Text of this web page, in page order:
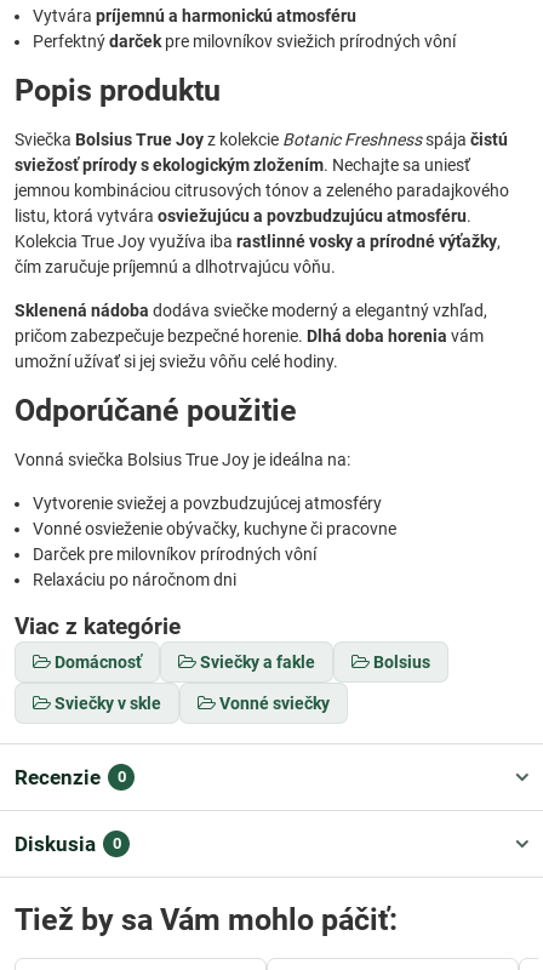
Vytvára príjemnú a harmonickú atmosféru
Perfektnýdarček pre milovníkov sviežich prírodných vôní
Popis produktu
Sviečka Bolsius True Joyz kolekcie Botanic Freshnessspája čistú
sviežosť prírody s ekologickým zložením. Nechajte sa uniesť
jemnou kombináciou citrusových tónov a zeleného paradajkového
listu, ktorá vytvára osviežujúcu a povzbudzujúcu atmosféru.
Kolekcia True Joy využíva iba rastlinné vosky a prírodné výťažky,
čím zaručuje príjemnú a dlhotrvajúcu vôňu.
Sklenená nádoba dodáva sviečke moderný a elegantný vzhľad,
pričom zabezpečuje bezpečné horenie. Dlhá doba horenia vám
umožní užívať si jej sviežu vôňu celé hodiny.
Odporúčané použitie
Vonná sviečka Bolsius True Joy je ideálna na:
Vytvorenie sviežej a povzbudzujúcej atmosféry
Vonné osvieženie obývačky, kuchyne či pracovne
Darček pre milovníkov prírodných vôní
Relaxáciu po náročnom dni
Viac z kategórie
Domácnosť Sviečky a fakle Bolsius
Sviečky v skle Vonné sviečky
Recenzie 0
Diskusia 0
Tiež by sa Vám mohlo páčiť: